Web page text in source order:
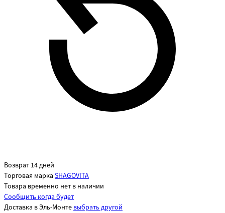
Возврат 14 дней
Торговая марка SHAGOVITA
Товара временно нет в наличии
Сообщить когда будет
Доставка вЭль-Монтевыбрать другой